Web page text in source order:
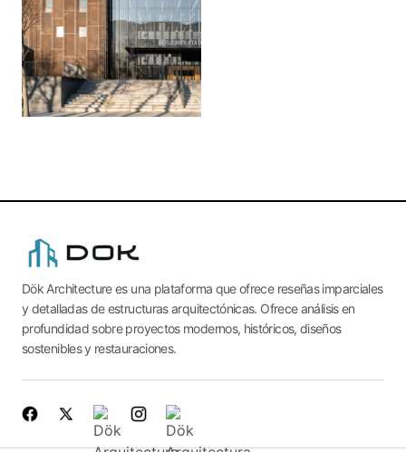
Dök Architecture es una plataforma que ofrece reseñas imparciales
y detalladas de estructuras arquitectónicas. Ofrece análisis en
profundidad sobre proyectos modernos, históricos, diseños
sostenibles y restauraciones.